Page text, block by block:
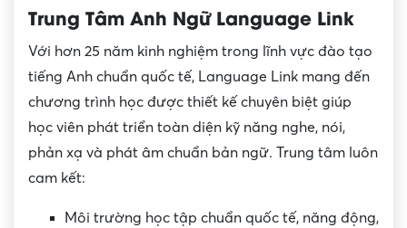
Trung Tâm Anh Ngữ Language Link
Với hơn 25 năm kinh nghiệm trong lĩnh vực đào tạo
tiếng Anh chuẩn quốc tế, Language Link mang đến
chương trình học được thiết kế chuyên biệt giúp
học viên phát triển toàn diện kỹ năng nghe, nói,
phản xạ và phát âm chuẩn bản ngữ. Trung tâm luôn
cam kết:
Môi trường học tập chuẩn quốc tế, năng động,